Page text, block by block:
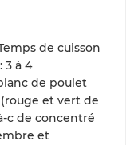
de cuisson
3 à 4
de poulet
et vert de
c de concentré
et